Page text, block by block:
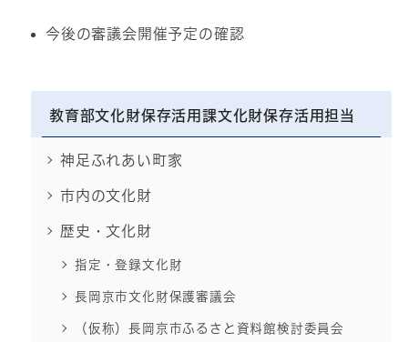
今後の審議会開催予定の確認
教育部文化財保存活用課文化財保存活用担当
神足ふれあい町家
市内の文化財
歴史・文化財
指定・登録文化財
長岡京市文化財保護審議会
（仮称）長岡京市ふるさと資料館検討委員会